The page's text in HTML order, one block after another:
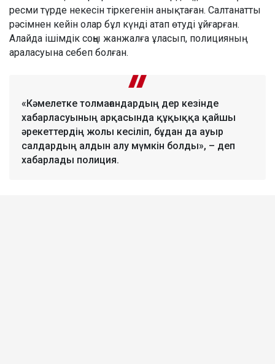
ресми түрде некесін тіркегенін анықтаған. Салтанатты
рәсімнен кейін олар бұл күнді атап өтуді ұйғарған.
Алайда ішімдік соңы жанжалға ұласып, полицияның
араласуына себеп болған.
«Кәмелетке толмағандардың дер кезінде
хабарласуының арқасында құқыққа қайшы
әрекеттердің жолы кесіліп, бұдан да ауыр
салдардың алдын алу мүмкін болды», – деп
хабарлады полиция.